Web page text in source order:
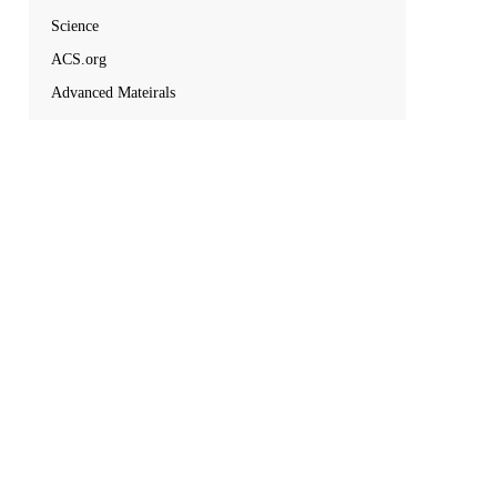
Science
ACS.org
Advanced Mateirals